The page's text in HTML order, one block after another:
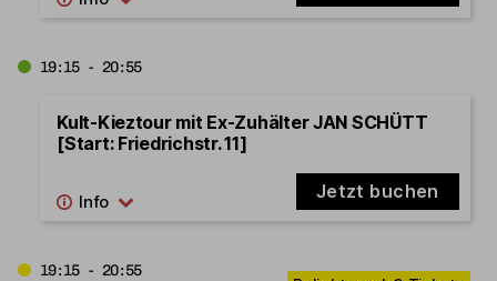
19:15 - 20:55
Kult-Kieztour mit Ex-Zuhälter JAN SCHÜTT
[Start: Friedrichstr. 11]
Jetzt buchen
19:15 - 20:55